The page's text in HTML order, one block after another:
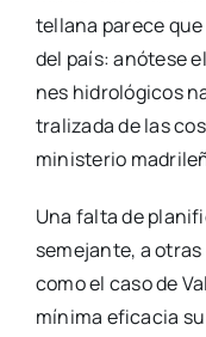
Una fal­ta de
seme­jan­te, a
como el caso de
míni­ma efi­ca­cia
que dam­ni­fi­ca,
ten­cias invia­bles
mues­tran
mejo­rar los
Y suer­te que las